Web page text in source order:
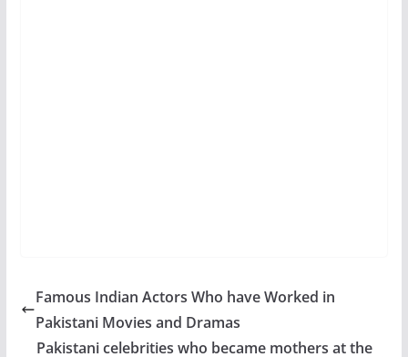
Famous Indian Actors Who have Worked in
Pakistani Movies and Dramas
Pakistani celebrities who became mothers at the